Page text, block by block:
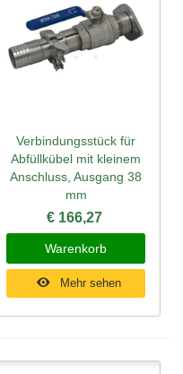
Verbindungsstück für
Abfüllkübel mit kleinem
Anschluss, Ausgang 38
mm
€ 166,27
Warenkorb
Mehr sehen